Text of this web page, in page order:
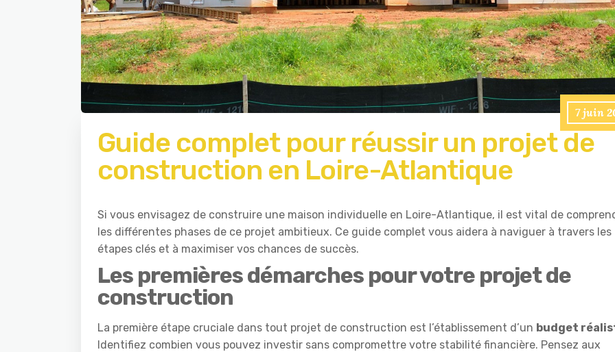
7 juin
Guide complet pour réussir un projet de
construction en Loire-Atlantique
Si vous envisagez de construire une maison individuelle en Loire-Atlantique, il est vital de
les différentes phases de ce projet ambitieux. Ce guide complet vous aidera à naviguer à travers les
étapes clés et à maximiser vos chances de succès.
Les premières démarches pour votre projet de
construction
La première étape cruciale dans tout projet de construction est l’établissement d’un budget
Identifiez combien vous pouvez investir sans compromettre votre stabilité financière. Pensez aux